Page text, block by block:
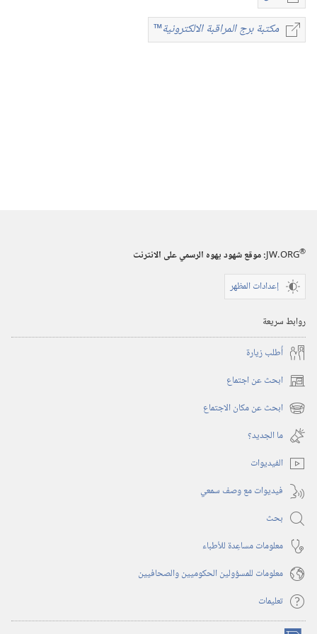
خيارات
تنزيل
الاصدارات
مكتبة برج المراقبة الالكترونية™
مكتبة
JW.ORG®
:‏ موقع شهود يهوه الرسمي على الانترنت
إعدادات المظهر
روابط سريعة
أُطلب زيارة
ابحث عن اجتماع (يفتح
نافذة ابحث عن مكان الاجتماع (يفتح
نافذة
جديدة)
ما الجديد؟‏
الفيديوات
فيديوات مع وصف سمعي
بحث
معلومات مساعِدة للأطباء
معلومات للمسؤولين الحكوميين والصحافيين
تعليمات